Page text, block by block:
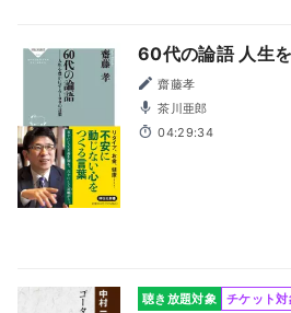
60代の論語 人生
齋藤孝
茶川亜郎
04:29:34
聴き放題対象 チケット対